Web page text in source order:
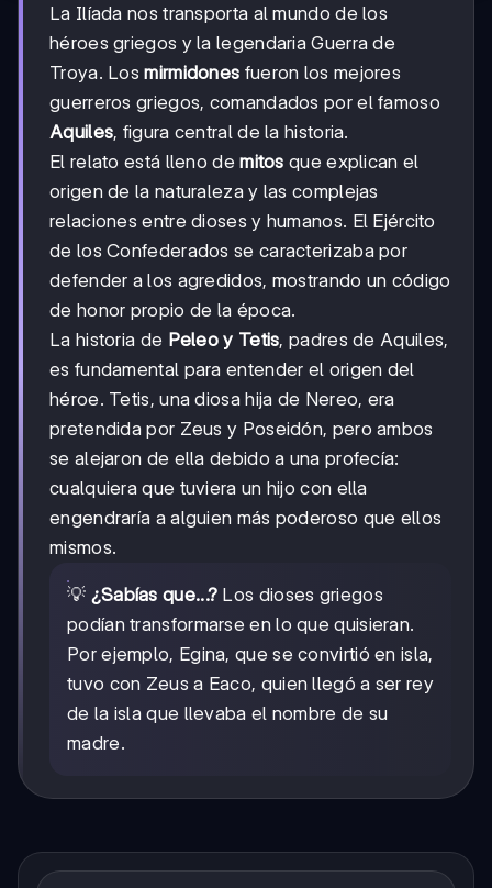
La Ilíada nos transporta al mundo de los
héroes griegos y la legendaria Guerra de
Troya. Losmirmidones fueron los mejores
guerreros griegos, comandados por el famoso
Aquiles, figura central de la historia.
El relato está lleno demitos que explican el
origen de la naturaleza y las complejas
relaciones entre dioses y humanos. El Ejército
de los Confederados se caracterizaba por
defender a los agredidos, mostrando un código
de honor propio de la época.
La historia de Peleo y Tetis, padres de Aquiles,
es fundamental para entender el origen del
héroe. Tetis, una diosa hija de Nereo, era
pretendida por Zeus y Poseidón, pero ambos
se alejaron de ella debido a una profecía:
cualquiera que tuviera un hijo con ella
engendraría a alguien más poderoso que ellos
mismos.
💡 ¿Sabías que...? Los dioses griegos
podían transformarse en lo que quisieran.
Por ejemplo, Egina, que se convirtió en isla,
tuvo con Zeus a Eaco, quien llegó a ser rey
de la isla que llevaba el nombre de su
madre.